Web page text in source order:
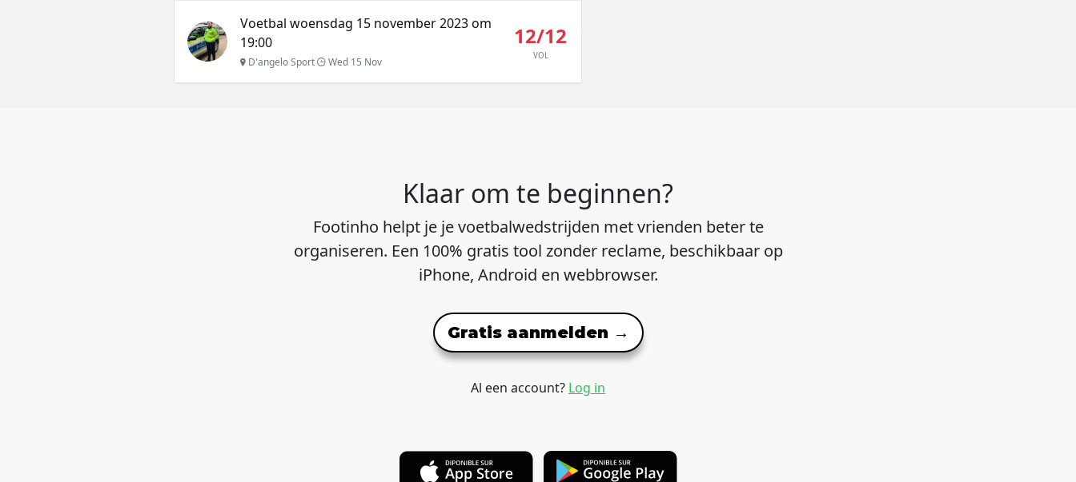
Voetbal woensdag 15 november 2023 om
19:00
D'angelo Sport Wed 15 Nov
12/12
VOL
Klaar om te beginnen?
Footinho helpt je je voetbalwedstrijden met vrienden beter te
organiseren. Een 100% gratis tool zonder reclame, beschikbaar op
iPhone, Android en webbrowser.
Gratis aanmelden →
Al een account? Log in